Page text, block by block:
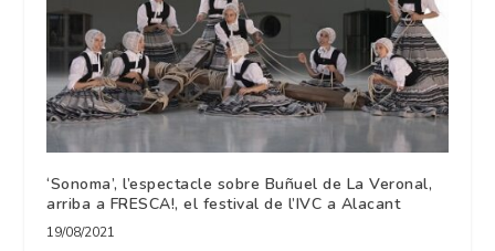
‘Sonoma’, l’espectacle sobre Buñuel de La Veronal,
arriba a FRESCA!, el festival de l’IVC a Alacant
19/08/2021